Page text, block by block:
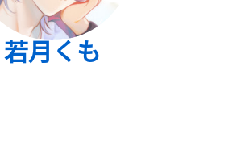
若月くも